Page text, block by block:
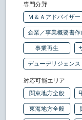
専門分野
Ｍ＆Ａアドバイザー
企業／事業概要書作
事業再生
デューデリジェンス
対応可能エリア
関東地方全般
東海地方全般